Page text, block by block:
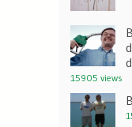
15905 views